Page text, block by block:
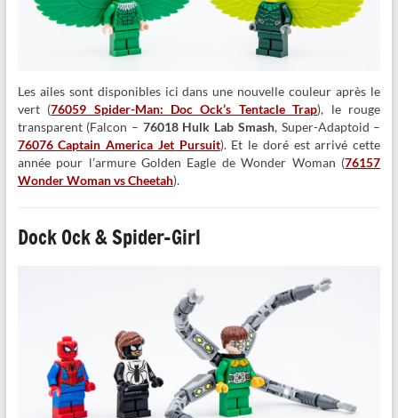
Les ailes sont disponibles ici dans une nouvelle couleur après le
vert (76059 Spider-Man: Doc Ock’s Tentacle Trap), le rouge
transparent (Falcon – 76018 Hulk Lab Smash, Super-Adaptoid –
76076 Captain America Jet Pursuit). Et le doré est arrivé cette
année pour l’armure Golden Eagle de Wonder Woman (76157
Wonder Woman vs Cheetah).
Dock Ock & Spider-Girl